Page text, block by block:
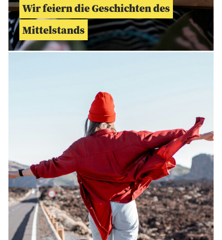
Wir feiern die Geschichten des
Mittelstands